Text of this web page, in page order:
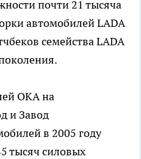
почти 21 тысяча
автомобилей LADA
семейства LADA
OKA на
и Завод
в 2005 году
тысяч силовых